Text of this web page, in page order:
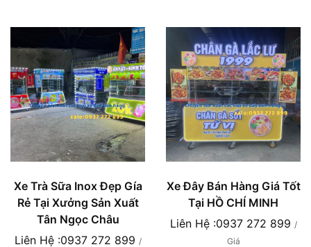
Xe Trà Sữa Inox Đẹp Gía
Rẻ Tại Xưởng Sản Xuất
Tân Ngọc Châu
Liên Hệ :0937 272 899 /
Xe Đây Bán Hàng Giá Tốt
Tại HỒ CHÍ MINH
Liên Hệ :0937 272 899 /
Giá